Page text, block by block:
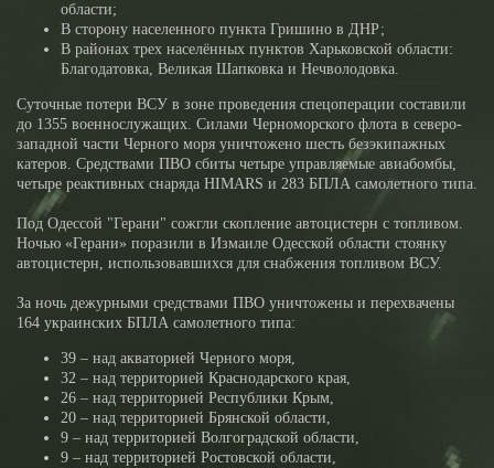
области;
В сторону населенного пункта Гришино в ДНР;
В районах трех населённых пунктов Харьковской области:
Благодатовка, Великая Шапковка и Нечволодовка.
Суточные потери ВСУ в зоне проведения спецоперации составили
до 1355 военнослужащих. Силами Черноморского флота в северо-
западной части Черного моря уничтожено шесть безэкипажных
катеров. Средствами ПВО сбиты четыре управляемые авиабомбы,
четыре реактивных снаряда HIMARS и 283 БПЛА самолетного типа.
Под Одессой "Герани" сожгли скопление автоцистерн с топливом.
Ночью «Герани» поразили в Измаиле Одесской области стоянку
автоцистерн, использовавшихся для снабжения топливом ВСУ.
За ночь дежурными средствами ПВО уничтожены и перехвачены
164 украинских БПЛА самолетного типа:
39 – над акваторией Черного моря,
32 – над территорией Краснодарского края,
26 – над территорией Республики Крым,
20 – над территорией Брянской области,
9 – над территорией Волгоградской области,
9 – над территорией Ростовской области,